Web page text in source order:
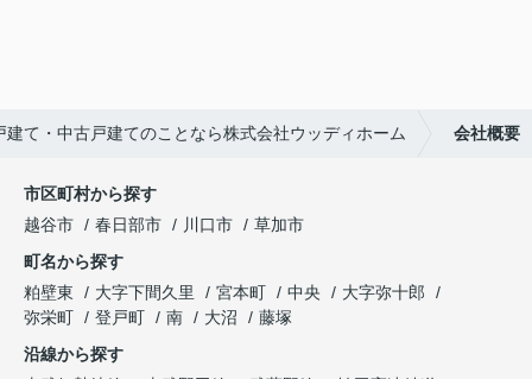
建て・中古戸建てのことなら株式会社ウッディホーム 会社概要
市区町村から探す
越谷市
春日部市 川口市
草加市
町名から探す
粕壁東
大字下間久里 宮本町 中央
大字弥十郎
弥栄町
登戸町 南 大沼
藤塚
沿線から探す